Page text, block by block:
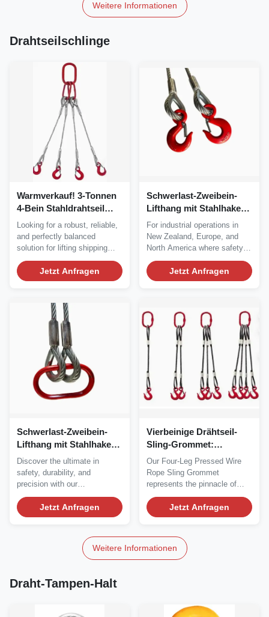
Weitere Informationen
Drahtseilschlinge
Warmverkauf! 3-Tonnen
4-Bein Stahldrahtseil
Schlinge Montage für
sicheres und effizientes
Containerheben
Looking for a robust, reliable,
and perfectly balanced
solution for lifting shipping
containers,...
Jetzt Anfragen
Schwerlast-Zweibein-
Lifthang mit Stahlhaken:
für höchste Sicherheit
und Vielseitigkeit
konzipiert
For industrial operations in
New Zealand, Europe, and
North America where safety,
reliability,...
Jetzt Anfragen
Schwerlast-Zweibein-
Lifthang mit Stahlhaken:
Entwickelt für
industrielle Exzellenz
Discover the ultimate in
safety, durability, and
precision with our
professional-grade Heavy-
Duty... Jetzt Anfragen
Vierbeinige Drähtseil-
Sling-Grommet:
Technische Präzision für
Schwerlastheben
Our Four-Leg Pressed Wire
Rope Sling Grommet
represents the pinnacle of
lifting technology,...
Jetzt Anfragen
Weitere Informationen
Draht-Tampen-Halt